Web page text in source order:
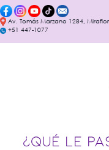
Av. Tomás Marzano 1284,
+51 447-1077
¿QUÉ LE